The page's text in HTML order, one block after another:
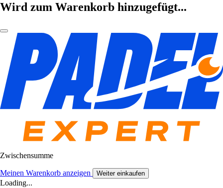
Wird zum Warenkorb hinzugefügt...
Zwischensumme
Meinen Warenkorb anzeigen Weiter einkaufen
Loading...